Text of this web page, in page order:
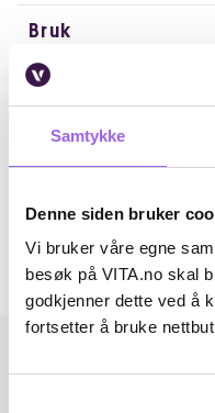
Samtykke
Denne siden bruker
Vi bruker våre egne
besøk på VITA.no skal
godkjenner dette ved å
fortsetter å bruke
Bruk
Fordeler
Ingredienser
Andre har også